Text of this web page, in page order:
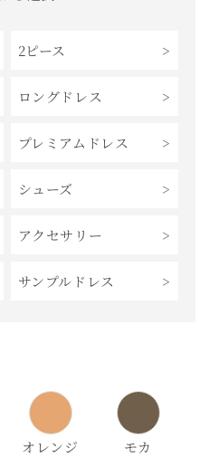
2ピース
ロングドレス
プレミアムドレス
シューズ
アクセサリー
サンプルドレス
オレンジ モカ